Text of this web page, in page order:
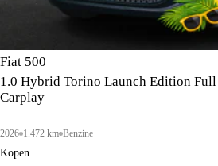
Fiat 500
1.0 Hybrid Torino Launch Edition
Carplay
2026 1.472 km Benzine
Kopen